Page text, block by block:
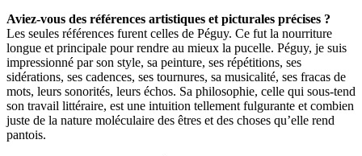
Aviez-vous des références artistiques et picturales précises ?
Les seules références furent celles de Péguy. Ce fut la nourriture
longue et principale pour rendre au mieux la pucelle. Péguy, je suis
impressionné par son style, sa peinture, ses répétitions, ses
sidérations, ses cadences, ses tournures, sa musicalité, ses fracas de
mots, leurs sonorités, leurs échos. Sa philosophie, celle qui sous-tend
son travail littéraire, est une intuition tellement fulgurante et combien
juste de la nature moléculaire des êtres et des choses qu’elle rend
pantois.